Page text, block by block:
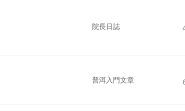
院長日誌
普洱入門文章